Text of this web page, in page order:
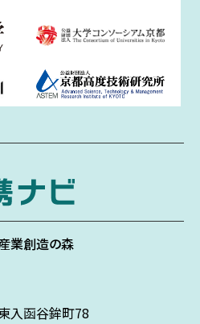
業創造の森
入函谷鉾町78